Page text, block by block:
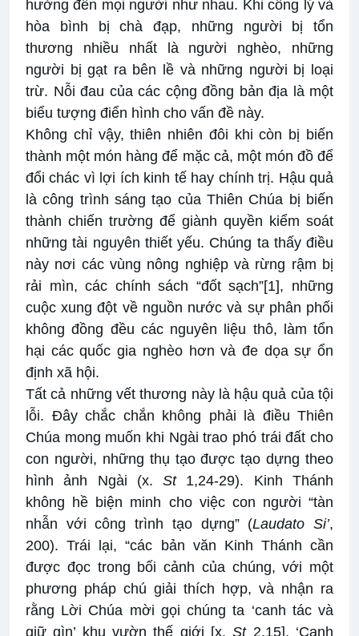
hưởng đến mọi người như nhau. Khi công lý và
hòa bình bị chà đạp, những người bị tổn
thương nhiều nhất là người nghèo, những
người bị gạt ra bên lề và những người bị loại
trừ. Nỗi đau của các cộng đồng bản địa là một
biểu tượng điển hình cho vấn đề này.
Không chỉ vậy, thiên nhiên đôi khi còn bị biến
thành một món hàng để mặc cả, một món đồ để
đổi chác vì lợi ích kinh tế hay chính trị. Hậu quả
là công trình sáng tạo của Thiên Chúa bị biến
thành chiến trường để giành quyền kiểm soát
những tài nguyên thiết yếu. Chúng ta thấy điều
này nơi các vùng nông nghiệp và rừng rậm bị
rải mìn, các chính sách “đốt sạch”[1], những
cuộc xung đột về nguồn nước và sự phân phối
không đồng đều các nguyên liệu thô, làm tổn
hại các quốc gia nghèo hơn và đe dọa sự ổn
định xã hội.
Tất cả những vết thương này là hậu quả của tội
lỗi. Đây chắc chắn không phải là điều Thiên
Chúa mong muốn khi Ngài trao phó trái đất cho
con người, những thụ tạo được tạo dựng theo
hình ảnh Ngài (x.St1,24-29). Kinh Thánh
không hề biện minh cho việc con người “tàn
nhẫn với công trình tạo dựng” (Laudato Si’,
200). Trái lại, “các bản văn Kinh Thánh cần
được đọc trong bối cảnh của chúng, với một
phương pháp chú giải thích hợp, và nhận ra
rằng Lời Chúa mời gọi chúng ta ‘canh tác và
giữ gìn’ khu vườn thế giới [x.St2,15]. ‘Canh